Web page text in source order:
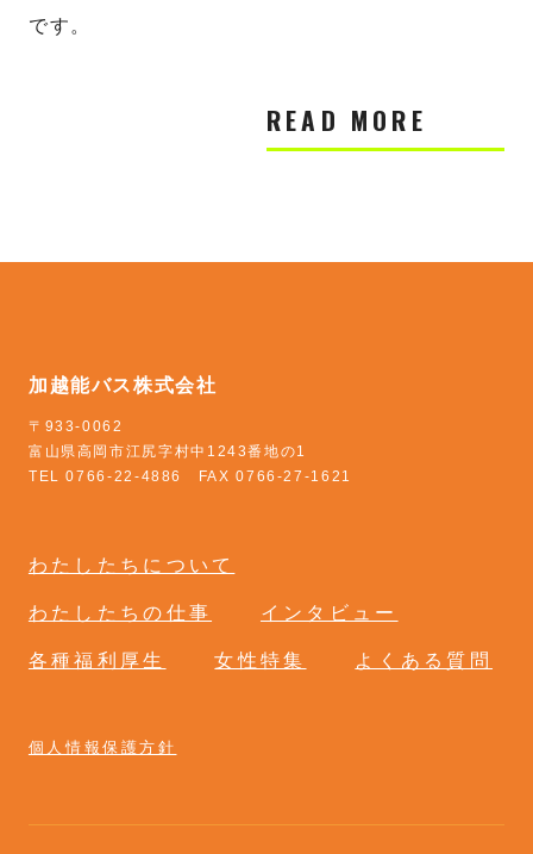
です。
READ MORE
加越能バス株式会社
〒933-0062
富山県高岡市江尻字村中1243番地の1
TEL 0766-22-4886 FAX 0766-27-1621
わたしたちについて
わたしたちの仕事 インタビュー
各種福利厚生 女性特集 よくある質問
個人情報保護方針